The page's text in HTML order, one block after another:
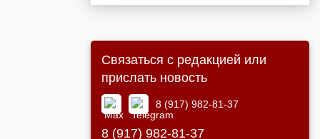
Связаться с редакцией или
прислать новость
8 (917) 982-81-37
8 (917) 982-81-37